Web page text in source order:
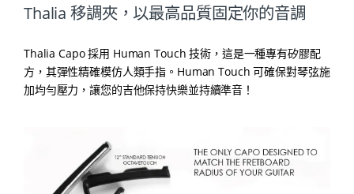
Thalia 移調夾，以最高品質固定你的音調
Thalia Capo 採用 Human Touch 技術，這是一種專有矽膠配
方，其彈性精確模仿人類手指。Human Touch 可確保對琴弦施
加均勻壓力，讓您的吉他保持快樂並持續準音！